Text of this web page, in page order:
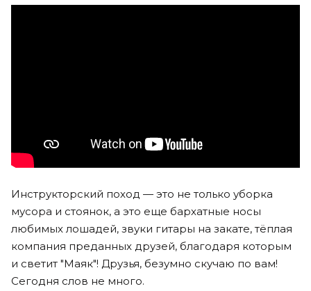
Инструкторский поход — это не только уборка
мусора и стоянок, а это еще бархатные носы
любимых лошадей, звуки гитары на закате, тёплая
компания преданных друзей, благодаря которым
и светит "Маяк"! Друзья, безумно скучаю по вам!
Сегодня слов не много.